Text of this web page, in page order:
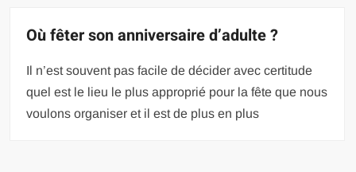
Où fêter son anniversaire d’adulte ?
Il n’est souvent pas facile de décider avec certitude
quel est le lieu le plus approprié pour la fête que nous
voulons organiser et il est de plus en plus